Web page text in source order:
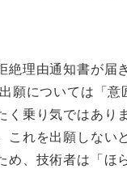
理由通知書が届
願については「意
乗り気ではあり
これを出願しない
め、技術者は「ほ